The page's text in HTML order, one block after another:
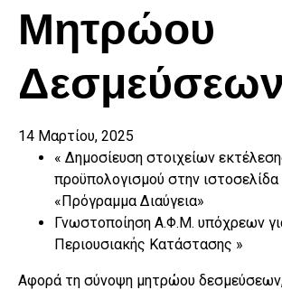
Μητρώου
Δεσμεύσεων
14 Μαρτίου, 2025
« Δημοσίευση στοιχείων
προϋπολογισμού στην ιστοσελίδα
«Πρόγραμμα Διαύγεια»
Γνωστοποίηση Α.Φ.Μ. υπόχρεων
Περιουσιακής Κατάστασης »
Αφορά τη σύνοψη μητρώου